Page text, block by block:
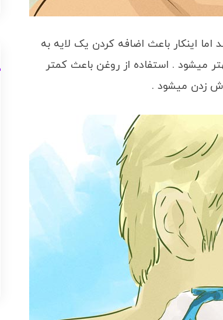
اما اینکار باعث اضافه کردن یک لایه به
میشود . استفاده از روغن باعث کمتر
زدن میشود .